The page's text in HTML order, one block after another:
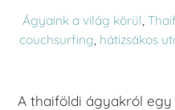
Ágyaink a világ körül,
couchsurfing, hátizsákos
A thaiföldi ágyakról